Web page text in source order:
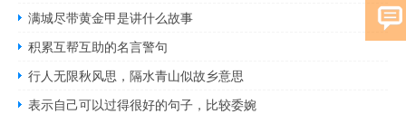
满城尽带黄金甲是讲什么故事
积累互帮互助的名言警句
行人无限秋风思，隔水青山似故乡意思
表示自己可以过得很好的句子，比较委婉